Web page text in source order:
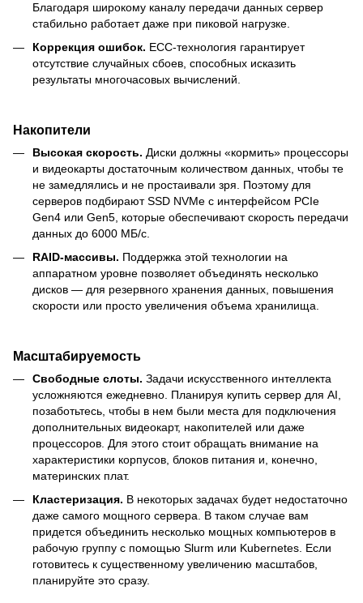
Благодаря широкому каналу передачи данных сервер
стабильно работает даже при пиковой нагрузке.
Коррекция ошибок. ECC-технология гарантирует
отсутствие случайных сбоев, способных исказить
результаты многочасовых вычислений.
Накопители
Высокая скорость. Диски должны «кормить» процессоры
и видеокарты достаточным количеством данных, чтобы те
не замедлялись и не простаивали зря. Поэтому для
серверов подбирают SSD NVMe с интерфейсом PCIe
Gen4 или Gen5, которые обеспечивают скорость передачи
данных до 6000 МБ/с.
RAID-массивы. Поддержка этой технологии на
аппаратном уровне позволяет объединять несколько
дисков — для резервного хранения данных, повышения
скорости или просто увеличения объема хранилища.
Масштабируемость
Свободные слоты. Задачи искусственного интеллекта
усложняются ежедневно. Планируя купить сервер для AI,
позаботьтесь, чтобы в нем были места для подключения
дополнительных видеокарт, накопителей или даже
процессоров. Для этого стоит обращать внимание на
характеристики корпусов, блоков питания и, конечно,
материнских плат.
Кластеризация. В некоторых задачах будет недостаточно
даже самого мощного сервера. В таком случае вам
придется объединить несколько мощных компьютеров в
рабочую группу с помощью Slurm или Kubernetes. Если
готовитесь к существенному увеличению масштабов,
планируйте это сразу.